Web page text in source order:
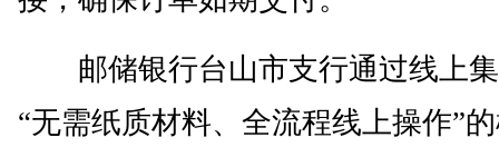
邮储银行台山市支行通过线上集
“无需纸质材料、全流程线上操作”